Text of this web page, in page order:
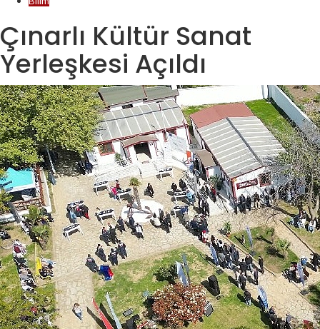
Çınarlı Kültür Sanat
Yerleşkesi Açıldı